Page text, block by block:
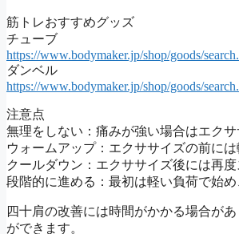
筋トレおすすめグッズ
チューブ
https://www.bodymaker.jp/shop/goods/
ダンベル
https://www.bodymaker.jp/shop/goods/
注意点
無理をしない：痛みが強い場合はエク
ウォームアップ：エクササイズの前に
クールダウン：エクササイズ後には再
段階的に進める：最初は軽い負荷で始
四十肩の改善には時間がかかる場合が
ができます。